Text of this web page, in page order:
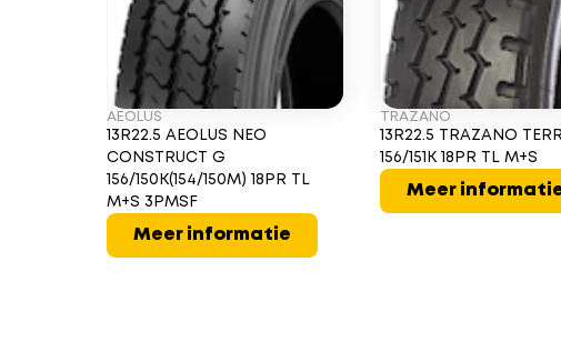
AEOLUS
13R22.5 AEOLUS NEO
CONSTRUCT G
156/150K(154/150M) 18PR TL
M+S 3PMSF
Meer informatie
TRAZANO
13R22.5 TRAZANO
156/151K 18PR TL M+S
Meer